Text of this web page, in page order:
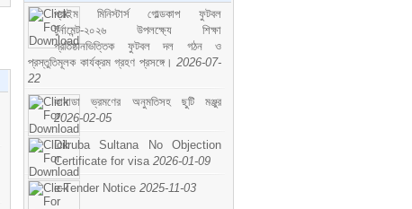
প্রাইম মিনিস্টার্স গোল্ডকাপ ফুটবল
টুর্নামেন্ট-২০২৬ উপলক্ষ্যে শিক্ষা
প্রতিষ্ঠানভিত্তিক ফুটবল দল গঠন ও
প্রস্তুতিমূলক কার্যক্রম গ্রহণ প্রসঙ্গে। 2026-07-
22
কানাডা ভ্রমণের অনুমতিসহ ছুটি মঞ্জুর
2026-02-05
Dilruba Sultana No Objection
Certificate for visa 2026-01-09
e-Tender Notice 2025-11-03